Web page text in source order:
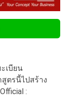
เบียน
ตรนี้ไปสร้าง
: